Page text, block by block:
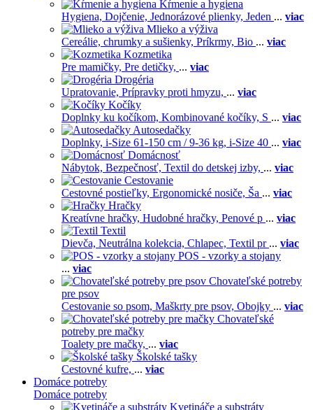
Kŕmenie a hygiena
Hygiena, Dojčenie, Jednorázové plienky, Jeden ... viac
Mlieko a výživa
Cereálie, chrumky a sušienky, Príkrmy, Bio ... viac
Kozmetika
Pre mamičky, Pre detičky, ... viac
Drogéria
Upratovanie, Prípravky proti hmyzu, ... viac
Kočíky
Doplnky ku kočíkom, Kombinované kočíky, S ... viac
Autosedačky
Doplnky, i-Size 61-150 cm / 9-36 kg, i-Size 40 ... viac
Domácnosť
Nábytok, Bezpečnosť, Textil do detskej izby, ... viac
Cestovanie
Cestovné postieľky, Ergonomické nosiče, Ša ... viac
Hračky
Kreatívne hračky, Hudobné hračky, Penové p ... viac
Textil
Dievča, Neutrálna kolekcia, Chlapec, Textil pr ... viac
POS - vzorky a stojany
... viac
Chovateľské potreby
pre psov
Cestovanie so psom, Maškrty pre psov, Obojky ... viac
Chovateľské
potreby pre mačky
Toalety pre mačky, ... viac
Školské tašky
Cestovné kufre, ... viac
Domáce potreby
Domáce potreby
Kvetináče a substráty